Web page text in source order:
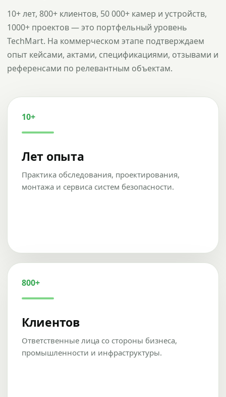
10+ лет, 800+ клиентов, 50 000+ камер и устройств,
1000+ проектов — это портфельный уровень
TechMart. На коммерческом этапе подтверждаем
опыт кейсами, актами, спецификациями, отзывами и
референсами по релевантным объектам.
10+
Лет опыта
Практика обследования, проектирования,
монтажа и сервиса систем безопасности.
800+
Клиентов
Ответственные лица со стороны бизнеса,
промышленности и инфраструктуры.